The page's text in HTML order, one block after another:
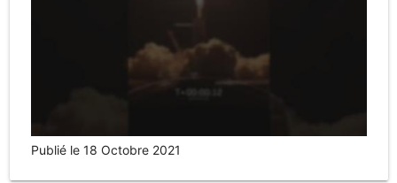
Publié le 18 Octobre 2021